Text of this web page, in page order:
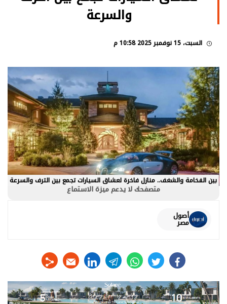
والسرعة
السبت، 15 نوفمبر 2025 10:58 م
بين الفخامة والشغف.. منازل فاخرة لعشاق السيارات تجمع بين الترف والسرعة
متصفحك لا يدعم ميزة الاستماع
أصول
مصر
facebook
twitter
whats
telegram
linkedin